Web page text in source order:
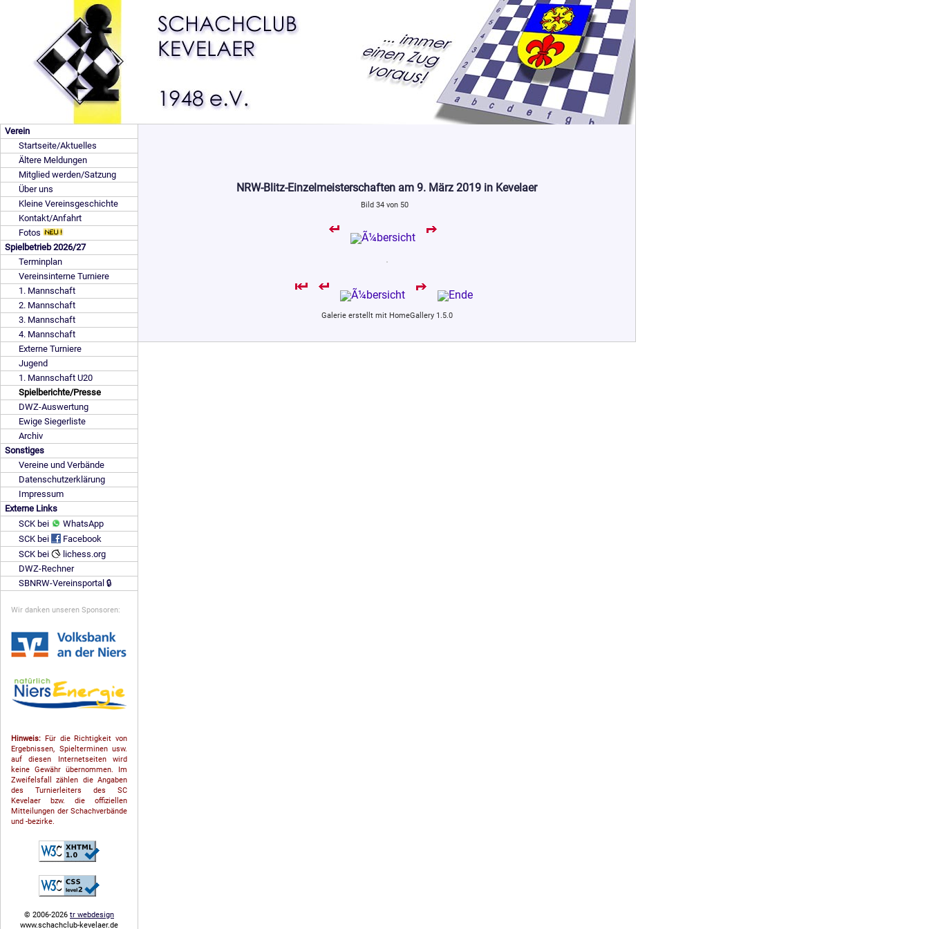
Verein
Startseite/Aktuelles
Ältere Meldungen
Mitglied werden/Satzung
Über uns
Kleine Vereinsgeschichte
Kontakt/Anfahrt
Fotos
Spielbetrieb 2026/27
Terminplan
Vereinsinterne Turniere
1. Mannschaft
2. Mannschaft
3. Mannschaft
4. Mannschaft
Externe Turniere
Jugend
1. Mannschaft U20
Spielberichte/Presse
DWZ-Auswertung
Ewige Siegerliste
Archiv
Sonstiges
Vereine und Verbände
Datenschutzerklärung
Impressum
Externe Links
SCK bei
WhatsApp
SCK bei
Facebook
SCK bei
lichess.org
DWZ-Rechner
SBNRW-Vereinsportal 🔒
Wir danken unseren Sponsoren:
Hinweis: Für die Richtigkeit von
Ergebnissen, Spielterminen usw.
auf diesen Internetseiten wird
keine Gewähr übernommen. Im
Zweifelsfall zählen die Angaben
des Turnierleiters des SC
Kevelaer bzw. die offiziellen
Mitteilungen der Schach­ver­bände
und -bezirke.
© 2006-2026 tr webdesign
www.schachclub-kevelaer.de
NRW-Blitz-Einzelmeisterschaften am 9. März 2019 in Kevelaer
Bild 34 von 50
Galerie erstellt mit HomeGallery 1.5.0